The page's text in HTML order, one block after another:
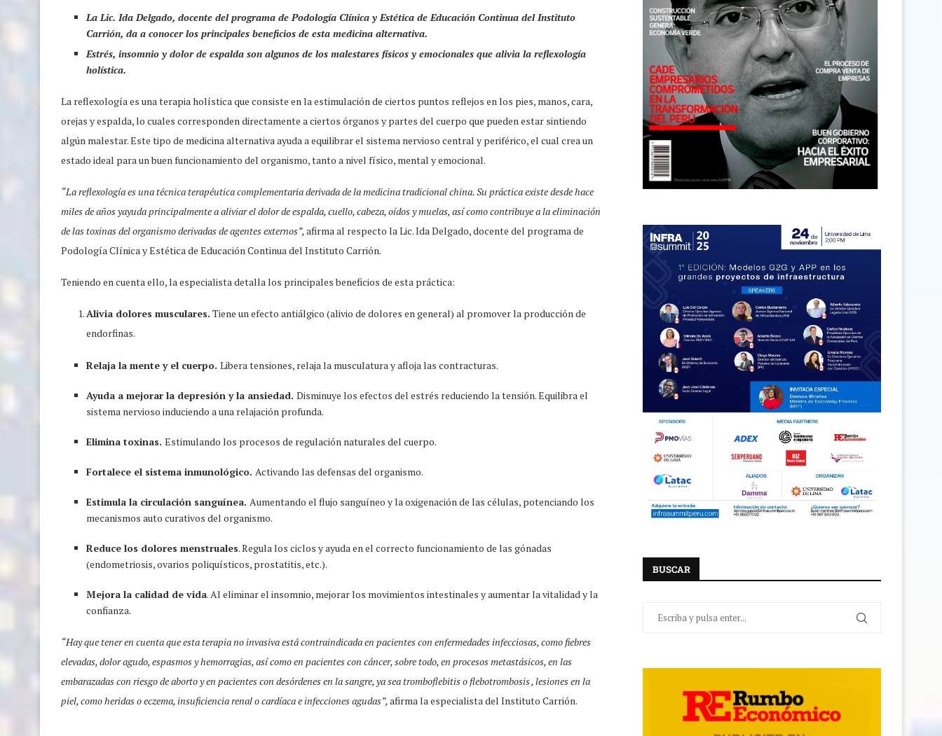
La Lic. Ida Delgado, docente del programa de Podología Clínica y Estética de Educación Continua del Instituto
Carrión, da a conocer los principales beneficios de esta medicina alternativa.
Estrés, insomnio y dolor de espalda son algunos de los malestares físicos y emocionales que alivia la reflexología
holística.
La reflexología es una terapia holística que consiste en la estimulación de ciertos puntos reflejos en los pies, manos, cara,
orejas y espalda, lo cuales corresponden directamente a ciertos órganos y partes del cuerpo que pueden estar sintiendo
algún malestar. Este tipo de medicina alternativa ayuda a equilibrar el sistema nervioso central y periférico, el cual crea un
estado ideal para un buen funcionamiento del organismo, tanto a nivel físico, mental y emocional.
“La reflexología es una técnica terapéutica complementaria derivada de la medicina tradicional china. Su práctica existe desde hace
miles de años yayuda principalmente a aliviar el dolor de espalda, cuello, cabeza, oídos y muelas, así como contribuye a la eliminación
de las toxinas del organismo derivadas de agentes externos”, afirma al respecto la Lic. Ida Delgado, docente del programa de
Podología Clínica y Estética de Educación Continua del Instituto Carrión.
Teniendo en cuenta ello, la especialista detalla los principales beneficios de esta práctica:
Alivia dolores musculares. Tiene un efecto antiálgico (alivio de dolores en general) al promover la producción de
endorfinas.
Relaja la mente y el cuerpo. Libera tensiones, relaja la musculatura y afloja las contracturas.
Ayuda a mejorar la depresión y la ansiedad. Disminuye los efectos del estrés reduciendo la tensión. Equilibra el
sistema nervioso induciendo a una relajación profunda.
Elimina toxinas. Estimulando los procesos de regulación naturales del cuerpo.
Fortalece el sistema inmunológico. Activando las defensas del organismo.
Estimula la circulación sanguínea. Aumentando el flujo sanguíneo y la oxigenación de las células, potenciando los
mecanismos auto curativos del organismo.
Reduce los dolores menstruales. Regula los ciclos y ayuda en el correcto funcionamiento de las gónadas
(endometriosis, ovarios poliquísticos, prostatitis, etc.).
Mejora la calidad de vida. Al eliminar el insomnio, mejorar los movimientos intestinales y aumentar la vitalidad y la
confianza.
“Hay que tener en cuenta que esta terapia no invasiva está contraindicada en pacientes con enfermedades infecciosas, como fiebres
elevadas, dolor agudo, espasmos y hemorragias, así como en pacientes con cáncer, sobre todo, en procesos metastásicos, en las
embarazadas con riesgo de aborto y en pacientes con desórdenes en la sangre, ya sea tromboflebitis o flebotrombosis , lesiones en la
piel, como heridas o eczema, insuficiencia renal o cardíaca e infecciones agudas”, afirma la especialista del Instituto Carrión.
BUSCAR